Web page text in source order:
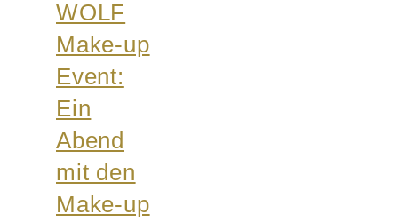
WOLF
Make-up
Event:
Ein
Abend
mit den
Make-up